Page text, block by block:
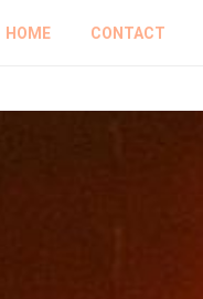
HOME CONTACT